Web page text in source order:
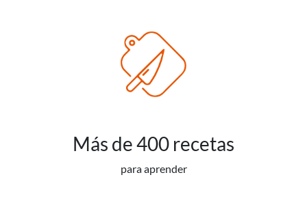
Más de 400 recetas
para aprender